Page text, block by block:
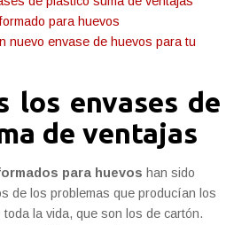
para huevos
nuevo envase de huevos para tu
los envases de
de ventajas
para huevos han sido
de los problemas que producían los
la vida, que son los de cartón.